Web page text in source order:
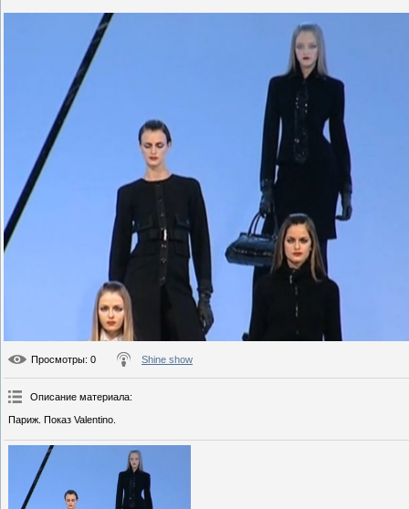
Просмотры: 0 Shine show
Описание материала:
Париж. Показ Valentino.